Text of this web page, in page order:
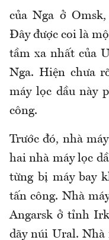
của Nga ở
Đây được coi là
tầm xa nhất của
Nga. Hiện chưa
máy lọc dầu này
công.
Trước đó, nhà
hai nhà máy lọc
từng bị máy bay
tấn công. Nhà
Angarsk ở tỉnh
dãy núi Ural. Nhà